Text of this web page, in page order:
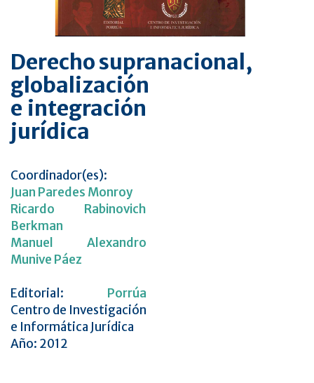
Derecho supranacional,
globalización
e integración
jurídica
Coordinador(es):
Juan Paredes Monroy
Ricardo Rabinovich
Berkman
Manuel Alexandro
Munive Páez
Editorial: Porrúa
Centro de Investigación
e Informática Jurídica
Año: 2012